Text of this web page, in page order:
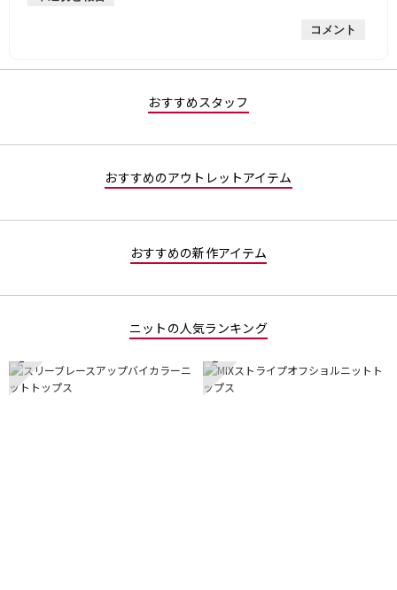
す。
／
5
す。
星
3
5
す。
コメント
おすすめスタッフ
おすすめのアウトレットアイテム
おすすめの新作アイテム
ニットの人気ランキング
1 2